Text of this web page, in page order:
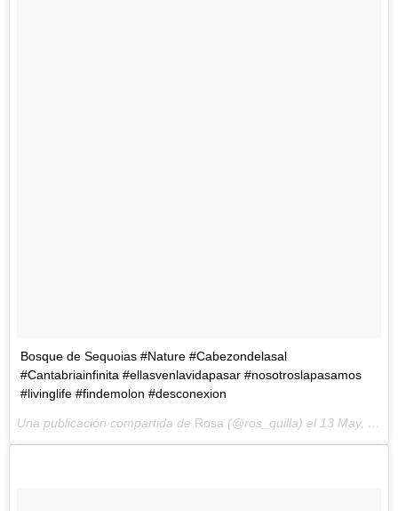
Bosque de Sequoias #Nature #Cabezondelasal
#Cantabriainfinita #ellasvenlavidapasar #nosotroslapasamos
#livinglife #findemolon #desconexion
Una publicación compartida de Rosa (@ros_quilla) el 13 May, 2018 a las 10:34 PDT